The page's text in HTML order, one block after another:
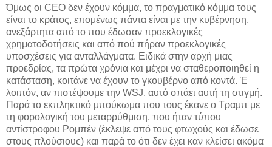
Όμως οι CEO δεν έχουν κόμμα, το πραγματικό κόμμα τους
είναι το κράτος, επομένως πάντα είναι με την κυβέρνηση,
ανεξάρτητα από το που έδωσαν προεκλογικές
χρηματοδοτήσεις και από πού πήραν προεκλογικές
υποσχέσεις για ανταλλάγματα. Ειδικά στην αρχή μιας
προεδρίας, τα πρώτα χρόνια και μέχρι να σταθεροποιηθεί η
κατάσταση, κοιτάνε να έχουν το γκουβέρνο από κοντά. Έ
λοιπόν, αν πιστέψουμε την WSJ, αυτό σπάει αυτή τη στιγμή.
Παρά το εκπληκτικό μπούκωμα που τους έκανε ο Τραμπ με
τη φορολογική του μεταρρύθμιση, που ήταν τύπου
αντίστροφου Ρομπέν (έκλεψε από τους φτωχούς και έδωσε
στους πλούσιους) και παρά το ότι δεν έχει καν κλείσει ακόμα